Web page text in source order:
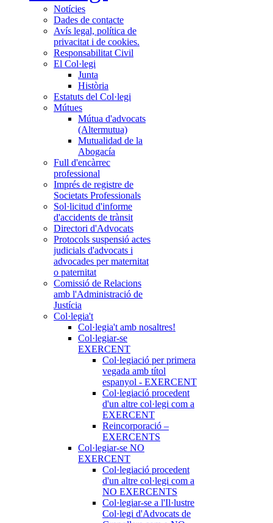
Notícies
Dades de contacte
Avís legal, política de
privacitat i de cookies.
Responsabilitat Civil
El Col·legi
Junta
Història
Estatuts del Col·legi
Mútues
Mútua d'advocats
(Altermutua)
Mutualidad de la
Abogacía
Full d'encàrrec
professional
Imprés de registre de
Societats Professionals
Sol·licitud d'informe
d'accidents de trànsit
Directori d'Advocats
Protocols suspensió actes
judicials d'advocats i
advocades per maternitat
o paternitat
Comissió de Relacions
amb l'Administració de
Justícia
Col·legia't
Col·legia't amb nosaltres!
Col·legiar-se
EXERCENT
Col·legiació per primera
vegada amb títol
espanyol - EXERCENT
Col·legiació procedent
d'un altre col·legi com a
EXERCENT
Reincorporació –
EXERCENTS
Col·legiar-se NO
EXERCENT
Col·legiació procedent
d'un altre col·legi com a
NO EXERCENTS
Col·legiar-se a l'Il·lustre
Col·legi d'Advocats de